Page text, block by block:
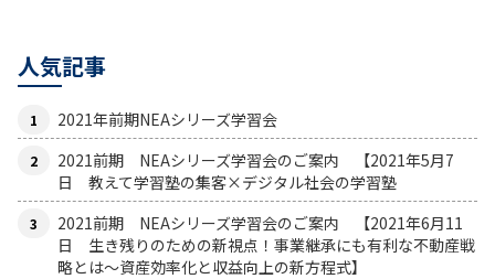
人気記事
2021年前期NEAシリーズ学習会
2021前期 NEAシリーズ学習会のご案内 【2021年5月7
日 教えて学習塾の集客×デジタル社会の学習塾
2021前期 NEAシリーズ学習会のご案内 【2021年6月11
日 生き残りのための新視点！事業継承にも有利な不動産戦
略とは〜資産効率化と収益向上の新方程式】